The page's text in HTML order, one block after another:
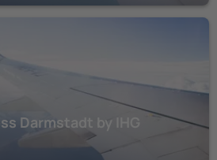
Darmstadt by IHG